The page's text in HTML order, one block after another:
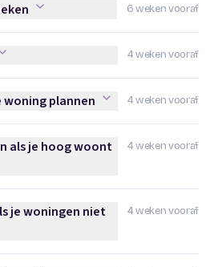
6 weken vooraf
4 weken vooraf
4 weken vooraf
plannen afvinken
plannen
4 weken vooraf
je hoog woont afvinken
als je hoog woont
4 weken vooraf
niet aansluiten afvinken
je woningen niet